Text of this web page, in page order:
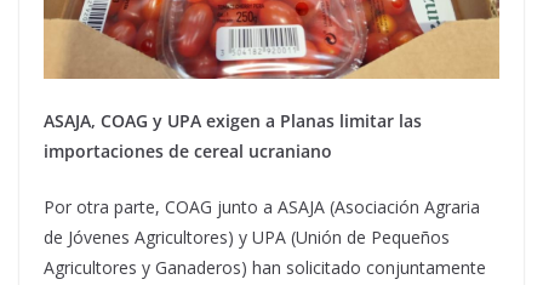
ASAJA, COAG y UPA exigen a Planas limitar las
importaciones de cereal ucraniano
Por otra parte, COAG junto a ASAJA (Asociación Agraria
de Jóvenes Agricultores) y UPA (Unión de Pequeños
Agricultores y Ganaderos) han solicitado conjuntamente